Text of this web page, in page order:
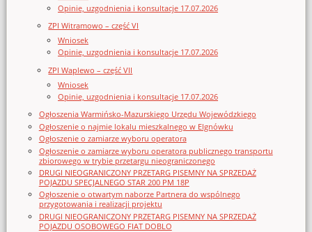
Opinie, uzgodnienia i konsultacje 17.07.2026
ZPI Witramowo – część VI
Wniosek
Opinie, uzgodnienia i konsultacje 17.07.2026
ZPI Waplewo – część VII
Wniosek
Opinie, uzgodnienia i konsultacje 17.07.2026
Ogłoszenia Warmińsko-Mazurskiego Urzędu Wojewódzkiego
Ogłoszenie o najmie lokalu mieszkalnego w Elgnówku
Ogłoszenie o zamiarze wyboru operatora
Ogłoszenie o zamiarze wyboru operatora publicznego transportu
zbiorowego w trybie przetargu nieograniczonego
DRUGI NIEOGRANICZONY PRZETARG PISEMNY NA SPRZEDAŻ
POJAZDU SPECJALNEGO STAR 200 PM 18P
Ogłoszenie o otwartym naborze Partnera do wspólnego
przygotowania i realizacji projektu
DRUGI NIEOGRANICZONY PRZETARG PISEMNY NA SPRZEDAŻ
POJAZDU OSOBOWEGO FIAT DOBLO